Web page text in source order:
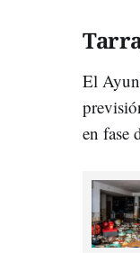
El
en fase